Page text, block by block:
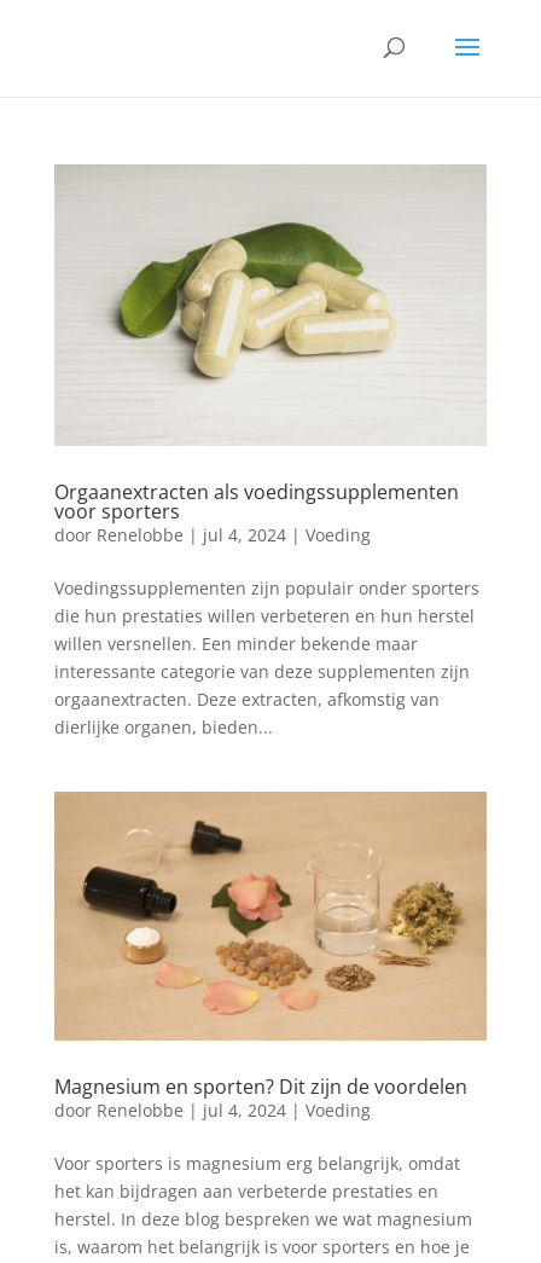
Orgaanextracten als voedingssupplementen
voor sporters
door Renelobbe | jul 4, 2024| Voeding
Voedingssupplementen zijn populair onder sporters
die hun prestaties willen verbeteren en hun herstel
willen versnellen. Een minder bekende maar
interessante categorie van deze supplementen zijn
orgaanextracten. Deze extracten, afkomstig van
dierlijke organen, bieden...
Magnesium en sporten? Dit zijn de voordelen
door Renelobbe | jul 4, 2024| Voeding
Voor sporters is magnesium erg belangrijk, omdat
het kan bijdragen aan verbeterde prestaties en
herstel. In deze blog bespreken we wat magnesium
is, waarom het belangrijk is voor sporters en hoe je